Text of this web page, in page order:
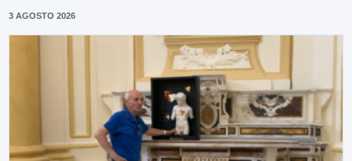
3 AGOSTO 2026